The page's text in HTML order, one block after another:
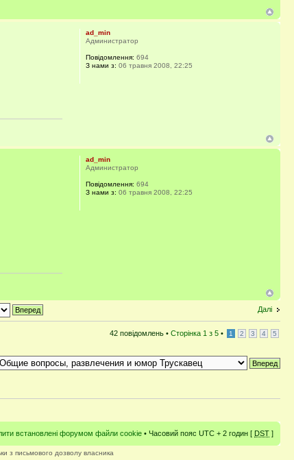
ad_min
Администратор
Повідомлення: 694
З нами з: 06 травня 2008, 22:25
ad_min
Администратор
Повідомлення: 694
З нами з: 06 травня 2008, 22:25
Далі
42 повідомлень • Сторінка 1 з 5 • 1 2 3 4 5
встановлені форумом файли cookie • Часовий пояс UTC + 2 годин [ DST ]
з письмового дозволу власника